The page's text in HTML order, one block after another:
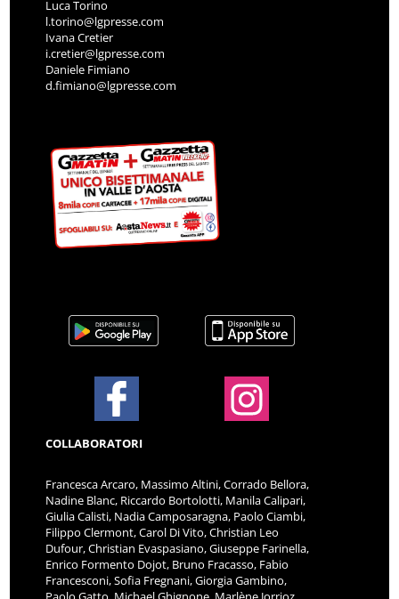
Luca Torino
l.torino@lgpresse.com
Ivana Cretier
i.cretier@lgpresse.com
Daniele Fimiano
d.fimiano@lgpresse.com
COLLABORATORI
Francesca Arcaro, Massimo Altini, Corrado Bellora,
Nadine Blanc, Riccardo Bortolotti, Manila Calipari,
Giulia Calisti, Nadia Camposaragna, Paolo Ciambi,
Filippo Clermont, Carol Di Vito, Christian Leo
Dufour, Christian Evaspasiano, Giuseppe Farinella,
Enrico Formento Dojot, Bruno Fracasso, Fabio
Francesconi, Sofia Fregnani, Giorgia Gambino,